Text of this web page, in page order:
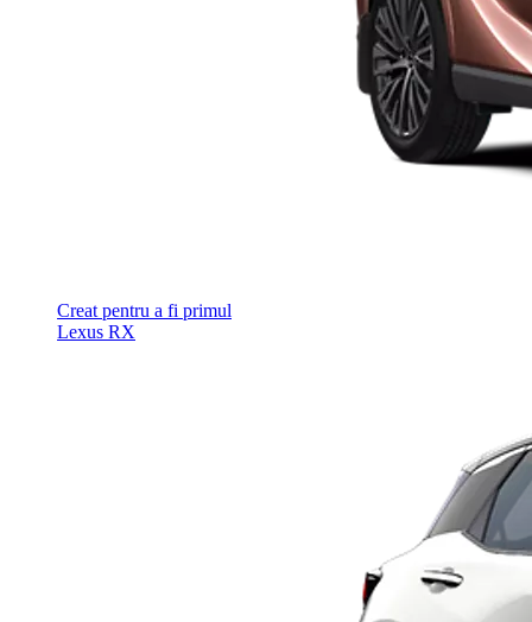
Creat pentru a fi primul
Lexus RX